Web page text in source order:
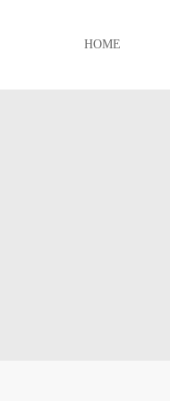
HOME